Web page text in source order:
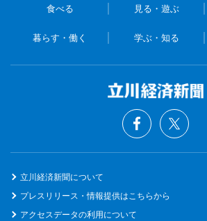
食べる 見る・遊ぶ
暮らす・働く 学ぶ・知る
立川経済新聞について
プレスリリース・情報提供はこちらから
アクセスデータの利用について